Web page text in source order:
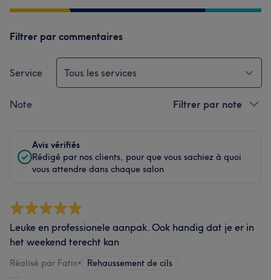
Filtrer par commentaires
Service Tous les services
Note Filtrer par note
Avis vérifiés
Rédigé par nos clients, pour que vous sachiez à quoi
vous attendre dans chaque salon
Leuke en professionele aanpak. Ook handig dat je er in
het weekend terecht kan
Réalisé par Fatin• Rehaussement de cils